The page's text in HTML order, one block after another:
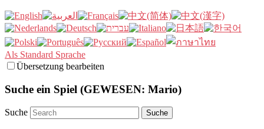
Als Standard Sprache
Übersetzung bearbeiten
Suche ein Spiel (GEWESEN: Mario)
Suche